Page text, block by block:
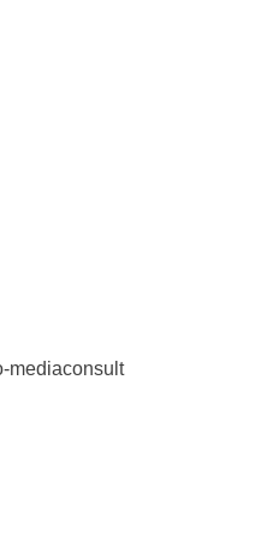
mediaconsult